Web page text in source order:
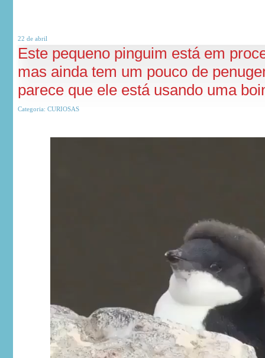
22 de abril
Este pequeno pinguim está em
mas ainda tem um pouco de
parece que ele está usando uma
Categoria: CURIOSAS